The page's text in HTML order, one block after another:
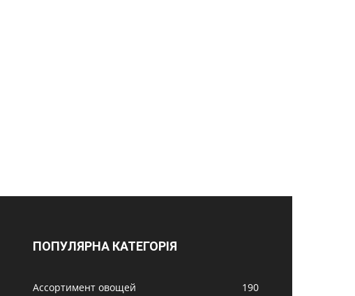
ПОПУЛЯРНА КАТЕГОРІЯ
Ассортимент овощей 190